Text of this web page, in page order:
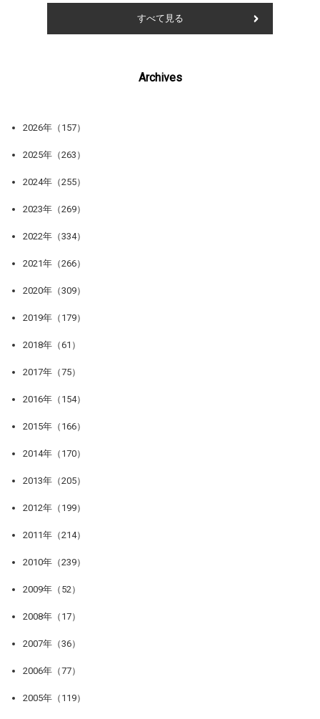
すべて見る
Archives
2026年（157）
2025年（263）
2024年（255）
2023年（269）
2022年（334）
2021年（266）
2020年（309）
2019年（179）
2018年（61）
2017年（75）
2016年（154）
2015年（166）
2014年（170）
2013年（205）
2012年（199）
2011年（214）
2010年（239）
2009年（52）
2008年（17）
2007年（36）
2006年（77）
2005年（119）